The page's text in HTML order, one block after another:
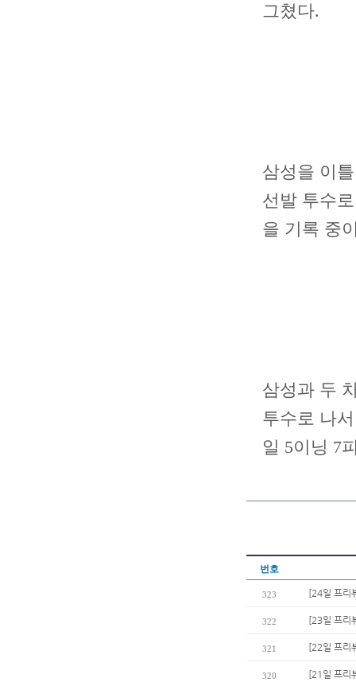
그쳤다.
삼성을 이
선발 투수
을 기록 중
삼성과 두
투수로 나
일 5이닝 7
번호
323 [24일 프리
322 [23일 프리
321 [22일 프리
320 [21일 프리